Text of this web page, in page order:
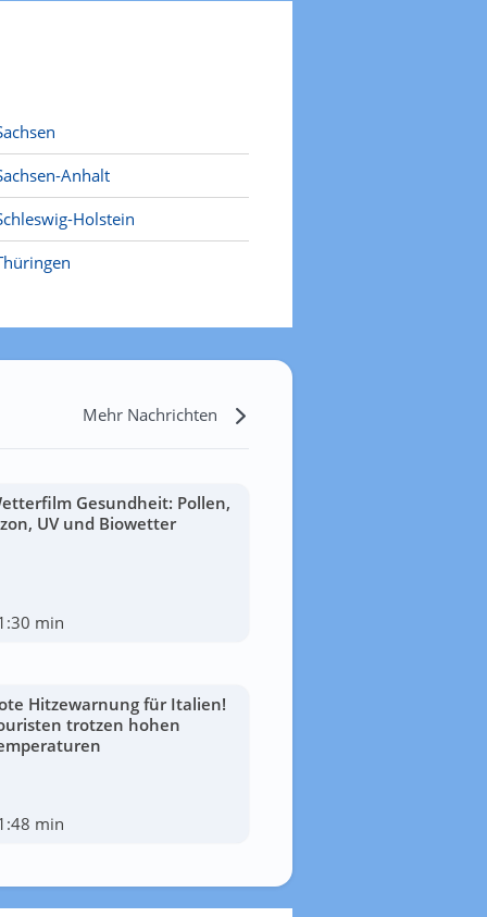
Anhalt
Holstein
Mehr Nachrichten
Gesundheit: Pollen,
UV und Biowetter
min
Hitzewarnung für Italien!
trotzen hohen
min